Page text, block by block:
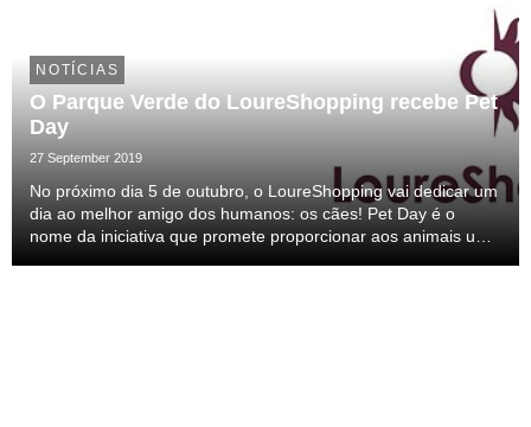
NOTÍCIAS
O Parque Verde do LoureShopping recebe Pet
Day
27 September 2019
No próximo dia 5 de outubro, o LoureShopping vai dedicar um
dia ao melhor amigo dos humanos: os cães! Pet Day é o
nome da iniciativa que promete proporcionar aos animais um